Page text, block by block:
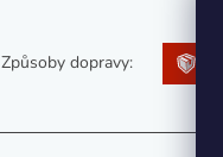
Způsoby dopravy: